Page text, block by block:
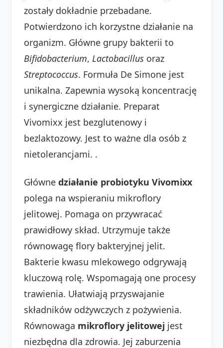
zostały dokładnie przebadane.
Potwierdzono ich korzystne działanie na
organizm. Główne grupy bakterii to
Bifidobacterium, Lactobacillus oraz
Streptococcus. Formuła De Simone jest
unikalna. Zapewnia wysoką koncentrację
i synergiczne działanie. Preparat
Vivomixx jest bezglutenowy i
bezlaktozowy. Jest to ważne dla osób z
nietolerancjami. .
Główne działanie probiotyku Vivomixx
polega na wspieraniu mikroflory
jelitowej. Pomaga on przywracać
prawidłowy skład. Utrzymuje także
równowagę flory bakteryjnej jelit.
Bakterie kwasu mlekowego odgrywają
kluczową rolę. Wspomagają one procesy
trawienia. Ułatwiają przyswajanie
składników odżywczych z pożywienia.
Równowaga mikroflory jelitowej jest
niezbędna dla zdrowia. Jej zaburzenia